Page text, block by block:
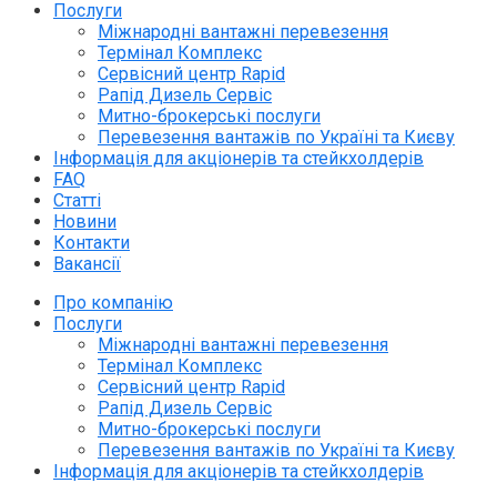
Послуги
Міжнародні вантажні перевезення
Термінал Комплекс
Сервісний центр Rapid
Рапід Дизель Сервіс
Митно-брокерські послуги
Перевезення вантажів по Україні та Києву
Інформація для акціонерів та стейкхолдерів
FAQ
Статті
Новини
Контакти
Вакансії
Про компанію
Послуги
Міжнародні вантажні перевезення
Термінал Комплекс
Сервісний центр Rapid
Рапід Дизель Сервіс
Митно-брокерські послуги
Перевезення вантажів по Україні та Києву
Інформація для акціонерів та стейкхолдерів